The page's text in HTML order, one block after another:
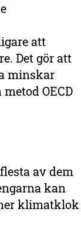
att
Det gör att
minskar
OECD
av dem
kan
klimatklok